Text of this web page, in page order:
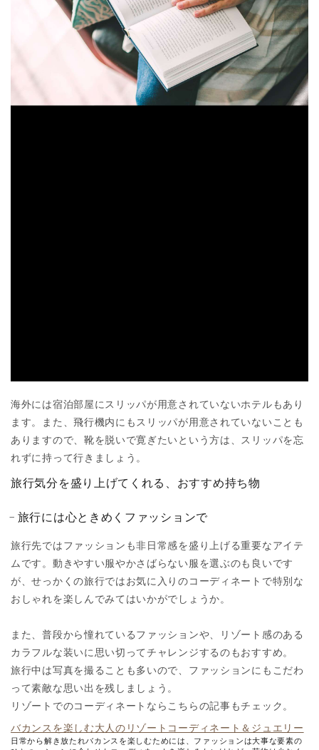
海外には宿泊部屋にスリッパが用意されていないホテルもあり
ます。また、飛行機内にもスリッパが用意されていないことも
ありますので、靴を脱いで寛ぎたいという方は、スリッパを忘
れずに持って行きましょう。
旅行気分を盛り上げてくれる、おすすめ持ち物
旅行には心ときめくファッションで
旅行先ではファッションも非日常感を盛り上げる重要なアイテ
ムです。動きやすい服やかさばらない服を選ぶのも良いです
が、せっかくの旅行ではお気に入りのコーディネートで特別な
おしゃれを楽しんでみてはいかがでしょうか。
また、普段から憧れているファッションや、リゾート感のある
カラフルな装いに思い切ってチャレンジするのもおすすめ。
旅行中は写真を撮ることも多いので、ファッションにもこだわ
って素敵な思い出を残しましょう。
リゾートでのコーディネートならこちらの記事もチェック。
バカンスを楽しむ大人のリゾートコーディネート＆ジュエリー
日常から解き放たれバカンスを楽しむためには、ファッションは大事な要素の